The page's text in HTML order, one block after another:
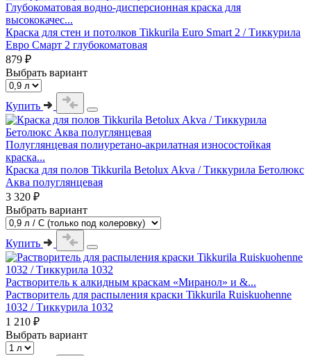
Глубокоматовая водно-дисперсионная краска для
высококачес...
Краска для стен и потолков Tikkurila Euro Smart 2 / Тиккурила
Евро Смарт 2 глубокоматовая
879 ₽
Выбрать вариант
Купить
Полуглянцевая полиуретано-акрилатная износостойкая
краска...
Краска для полов Tikkurila Betolux Akva / Тиккурила Бетолюкс
Аква полуглянцевая
3 320 ₽
Выбрать вариант
Купить
Растворитель к алкидным краскам «Миранол» и &...
Растворитель для распыления краски Tikkurila Ruiskuohenne
1032 / Тиккурила 1032
1 210 ₽
Выбрать вариант